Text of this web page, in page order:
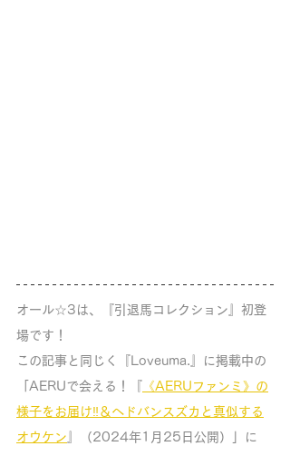
オール☆3は、『引退馬コレクション』初登
場です！
この記事と同じく『Loveuma.』に掲載中の
「AERUで会える！『
《AERUファンミ》の
様子をお届け‼＆ヘドバンスズカと真似する
オウケン 』（2024年1月25日公開）」に